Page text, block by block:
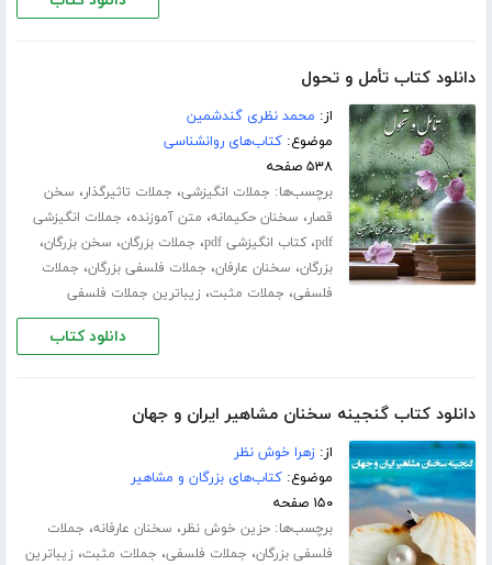
دانلود کتاب تأمل و تحول
از: محمد نظری گندشمین
موضوع:کتاب‌های روانشناسی
۵۳۸ صفحه
برچسب‌ها: جملات انگیزشی، جملات تاثیرگذار، سخن
قصار، سخنان حکیمانه، متن آموزنده، جملات انگیزشی
pdf،کتاب انگیزشی pdf ، جملات بزرگان، سخن بزرگان،
بزرگان، سخنان عارفان، جملات فلسفی بزرگان، جملات
فلسفی، جملات مثبت، زیباترین جملات فلسفی
دانلود کتاب
دانلود کتاب گنجینه سخنان مشاهیر ایران و جهان
از:زهرا خوش نظر
موضوع:کتاب‌های بزرگان و مشاهیر
۱۵۰ صفحه
برچسب‌ها:حزین خوش نظر، سخنان عارفانه، جملات
فلسفی بزرگان، جملات فلسفی، جملات مثبت، زیباترین